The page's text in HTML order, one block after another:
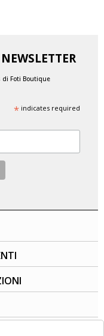
di Foti Boutique
*indicates required